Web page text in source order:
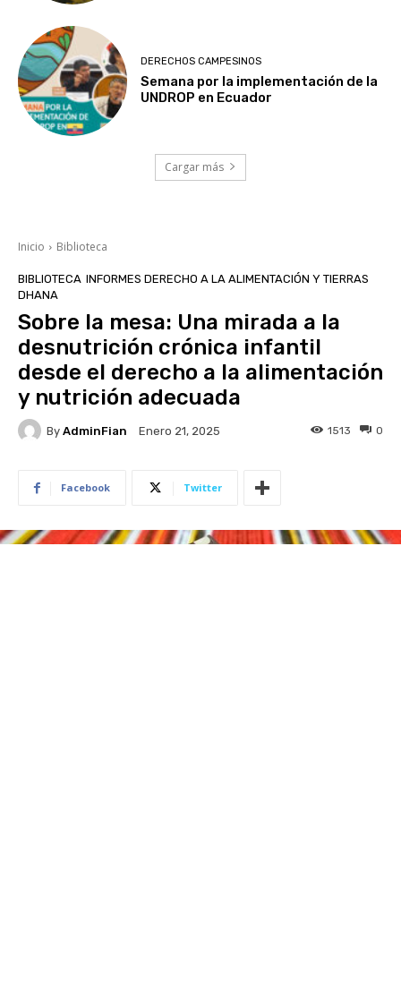
DERECHOS CAMPESINOS
Semana por la implementación de la
UNDROP en Ecuador
Cargar más